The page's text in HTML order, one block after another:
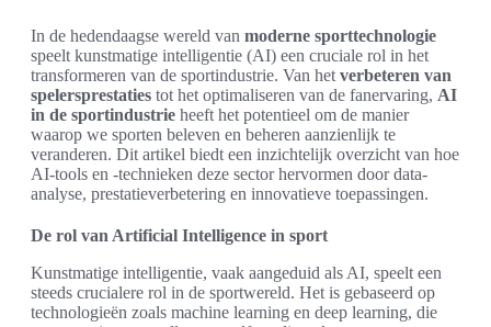
In de hedendaagse wereld van moderne sporttechnologie
speelt kunstmatige intelligentie (AI) een cruciale rol in het
transformeren van de sportindustrie. Van het verbeteren van
spelersprestaties tot het optimaliseren van de fanervaring, AI
in de sportindustrie heeft het potentieel om de manier
waarop we sporten beleven en beheren aanzienlijk te
veranderen. Dit artikel biedt een inzichtelijk overzicht van hoe
AI-tools en -technieken deze sector hervormen door data-
analyse, prestatieverbetering en innovatieve toepassingen.
De rol van Artificial Intelligence in sport
Kunstmatige intelligentie, vaak aangeduid als AI, speelt een
steeds crucialere rol in de sportwereld. Het is gebaseerd op
technologieën zoals machine learning en deep learning, die